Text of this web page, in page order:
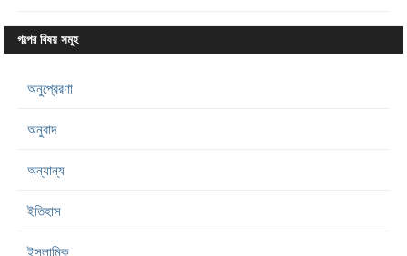
গল্পের বিষয় সমূহ
অনুপ্রেরণা
অনুবাদ
অন্যান্য
ইতিহাস
ইসলামিক